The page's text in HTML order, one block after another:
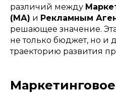
различий между
(МА) и Рекламным
решающее значение.
не только бюджет, но и
траекторию развития